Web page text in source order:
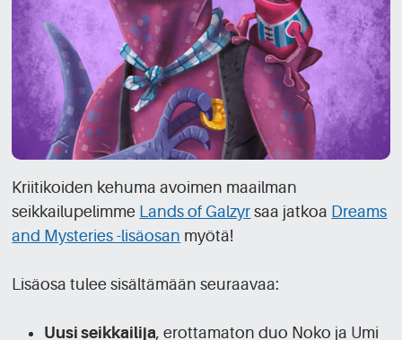
Kriitikoiden kehuma avoimen maailman
seikkailupelimme Lands of Galzyr saa jatkoa Dreams
and Mysteries -lisäosan myötä!
Lisäosa tulee sisältämään seuraavaa:
Uusi seikkailija, erottamaton duo Noko ja Umi